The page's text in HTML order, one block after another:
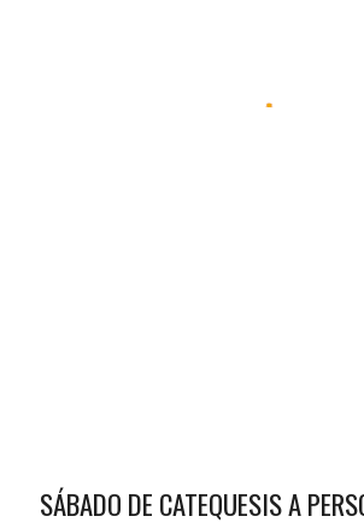
SÁBADO DE CATEQUESIS A